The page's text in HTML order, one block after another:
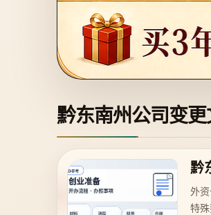
黔东南州公司变
黔
外
特